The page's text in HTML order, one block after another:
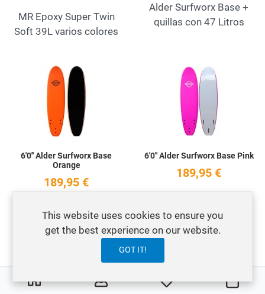
My Wishlist
MR Epoxy Super Twin
Soft 39L varios colores
Alder Surfworx Base +
quillas con 47 Litros
Add to Wishlist
6'0'' Alder Surfworx Base
Orange
189,95 €
con 47 Litros
6'0'' Alder Surfworx Base Pink
189,95 €
con 47 Litros
Add to Wishlist
Quick View
This website uses cookies to ensure you
get the best experience on our website.
GOT IT!